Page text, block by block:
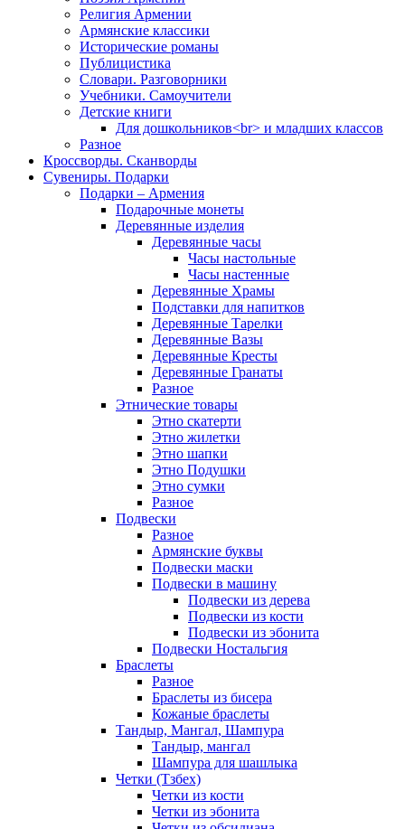
Религия Армении
Армянские классики
Исторические романы
Публицистика
Словари. Разговорники
Учебники. Самоучители
Детские книги
Для дошкольников<br> и младших классов
Разное
Кроссворды. Сканворды
Сувениры. Подарки
Подарки – Армения
Подарочные монеты
Деревянные изделия
Деревянные часы
Часы настольные
Часы настенные
Деревянные Храмы
Подставки для напитков
Деревянные Тарелки
Деревянные Вазы
Деревянные Кресты
Деревянные Гранаты
Разное
Этнические товары
Этно скатерти
Этно жилетки
Этно шапки
Этно Подушки
Этно сумки
Разное
Подвески
Разное
Армянские буквы
Подвески маски
Подвески в машину
Подвески из дерева
Подвески из кости
Подвески из эбонита
Подвески Ностальгия
Браслеты
Разное
Браслеты из бисера
Кожаные браслеты
Тандыр, Мангал, Шампура
Тандыр, мангал
Шампура для шашлыка
Четки (Тзбех)
Четки из кости
Четки из эбонита